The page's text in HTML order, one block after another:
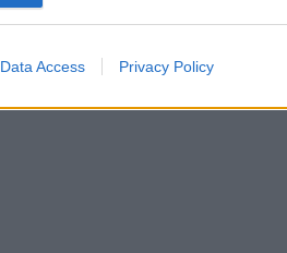
Data Access Privacy Policy